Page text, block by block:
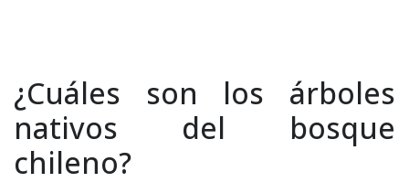
¿Cuáles son los árboles
nativos del bosque
chileno?